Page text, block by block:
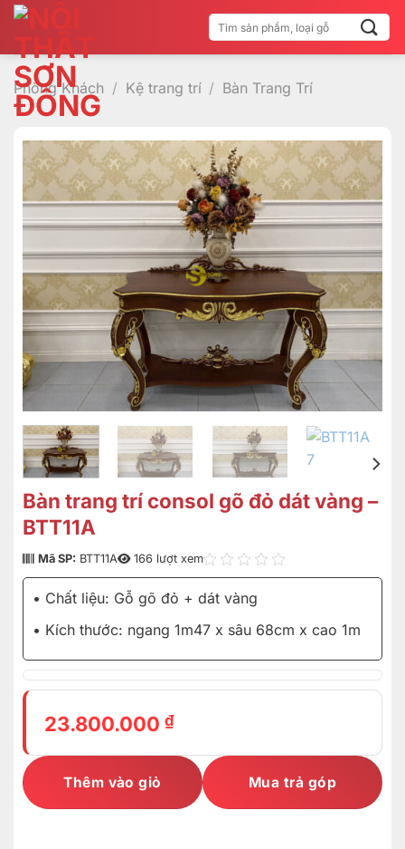
Bỏ
qua
nội
dung
Tìm
kiếm:
Phòng Khách / Kệ trang trí / Bàn Trang Trí
Bàn trang trí consol gõ đỏ dát vàng –
BTT11A
Mã SP: BTT11A 166 lượt xem
• Chất liệu: Gỗ gõ đỏ + dát vàng
• Kích thước: ngang 1m47 x sâu 68cm x cao 1m
23.800.000 ₫
Thêm vào giỏ Mua trả góp